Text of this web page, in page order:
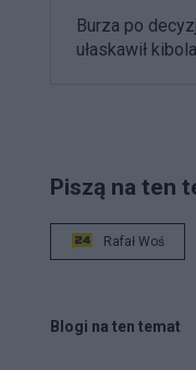
Burza po
ułaskawił
Piszą na ten
Rafał Woś
Blogi na ten temat